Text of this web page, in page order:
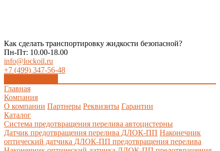
Как сделать транспортировку жидкости безопасной?
Пн-Пт: 10.00-18.00
info@lockoil.ru
+7 (499) 347-56-48
Главная
Компания
О компании Партнеры Реквизиты Гарантии
Каталог
Система предотвращения перелива автоцистерны
Датчик предотвращения перелива ДЛОК-ПП Наконечник
оптический датчика ДЛОК-ПП предотвращения перелива